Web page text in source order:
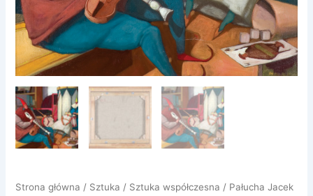
Strona główna / Sztuka / Sztuka współczesna / Pałucha Jacek